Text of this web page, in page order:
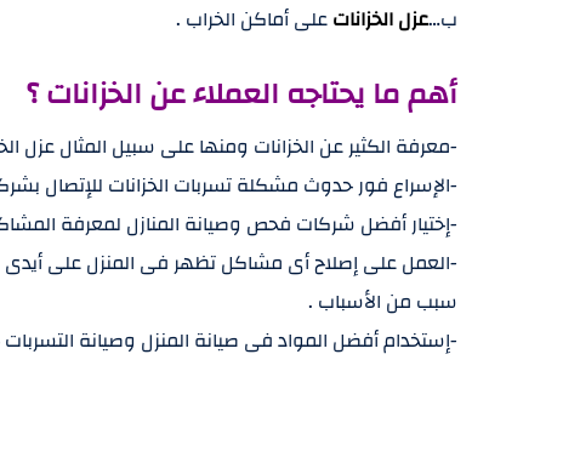
ب…عزل الخزاناتعلى أماكن الخراب .
أهم ما يحتاجه العملاء عن الخزانات ؟
-معرفة الكثير عن الخزانات ومنها على سبيل المثال عزل
-الإسراع فور حدوث مشكلة تسربات الخزانات للإتصال
-إختيار أفضل شركات فحص وصيانة المنازل لمعرفة
-العمل على إصلاح أى مشاكل تظهر فى المنزل على
سبب من الأسباب .
-إستخدام أفضل المواد فى صيانة المنزل وصيانة